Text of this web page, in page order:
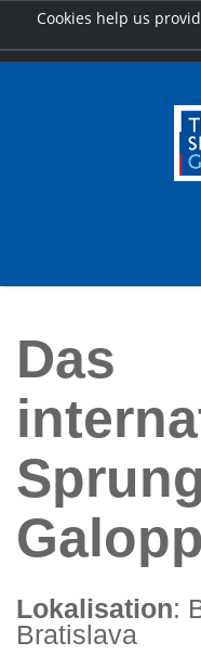
Cookies help us
Das
Das
Lokalisation:
Bratislava